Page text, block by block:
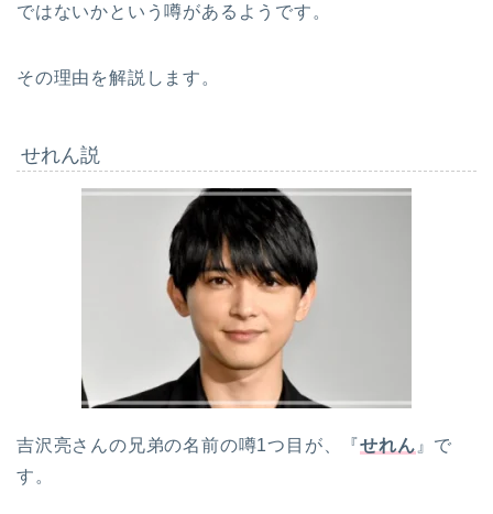
ではないかという噂があるようです。
その理由を解説します。
せれん説
吉沢亮さんの兄弟の名前の噂1つ目が、『せれん』で
す。